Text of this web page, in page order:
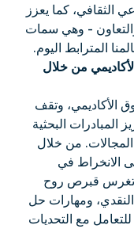
الثقافي، كما يعزز
- وهي سمات
المترابط اليوم.
من خلال
الأكاديمي، وتقف
البحثية
من خلال
الانخراط في
تغرس قبرص روح
النقدي، ومهارات حل
مع التحديات